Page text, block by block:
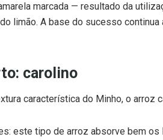
marcada — resultado da
limão. A base do sucesso
carolino
característica do Minho, o arroz
este tipo de arroz absorve bem